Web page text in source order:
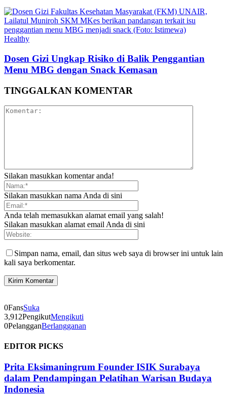
Healthy
Dosen Gizi Ungkap Risiko di Balik Penggantian
Menu MBG dengan Snack Kemasan
TINGGALKAN KOMENTAR
Silakan masukkan komentar anda!
Silakan masukkan nama Anda di sini
Anda telah memasukkan alamat email yang salah!
Silakan masukkan alamat email Anda di sini
Simpan nama, email, dan situs web saya di browser ini untuk lain
kali saya berkomentar.
0FansSuka
3,912PengikutMengikuti
0PelangganBerlangganan
EDITOR PICKS
Prita Eksimaningrum Founder ISIK Surabaya
dalam Pendampingan Pelatihan Warisan Budaya
Indonesia